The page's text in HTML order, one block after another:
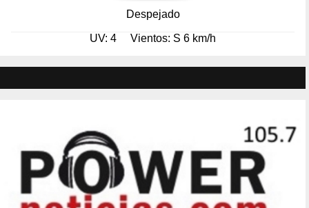
Despejado
UV: 4 Vientos: S 6 km/h